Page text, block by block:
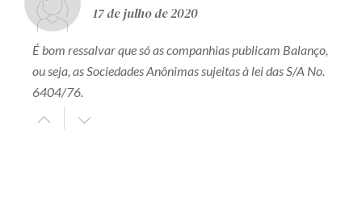
17 de julho de 2020
É bom ressalvar que só as companhias publicam Balanço,
ou seja, as Sociedades Anônimas sujeitas à lei das S/A No.
6404/76.